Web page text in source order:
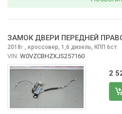
ЗАМОК ДВЕРИ ПЕРЕДНЕЙ
2018г. кроссовер, 1,6 дизель, КПП 6ст.
VIN: W0VZCBHZXJS257160
2